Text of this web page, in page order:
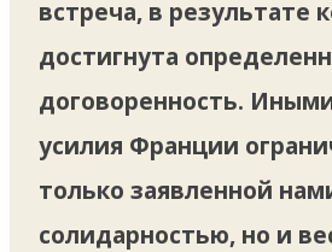
встреча, в результате
достигнута
договоренность.
усилия Франции
только заявленной
солидарностью, но и